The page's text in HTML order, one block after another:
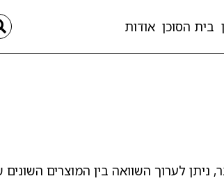
בית הסוכן אודות
ניתן לערוך השוואה בין המוצרים השונים